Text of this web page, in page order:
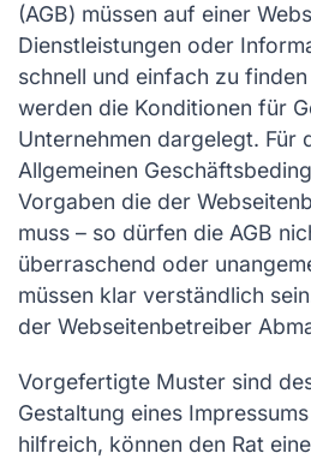
(AGB) müssen auf einer
Dienstleistungen oder
schnell und einfach zu finden
werden die Konditionen für
Unternehmen dargelegt. Für
Allgemeinen
Vorgaben die der
muss – so dürfen die AGB
überra­schend oder
müssen klar verständlich
der Webseitenbetreiber
Vorgefertigte Muster sind
Gestaltung eines
hilfreich, können den Rat